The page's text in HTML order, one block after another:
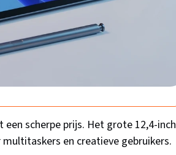
scherpe prijs. Het grote 12,4-inch
en creatieve gebruikers.